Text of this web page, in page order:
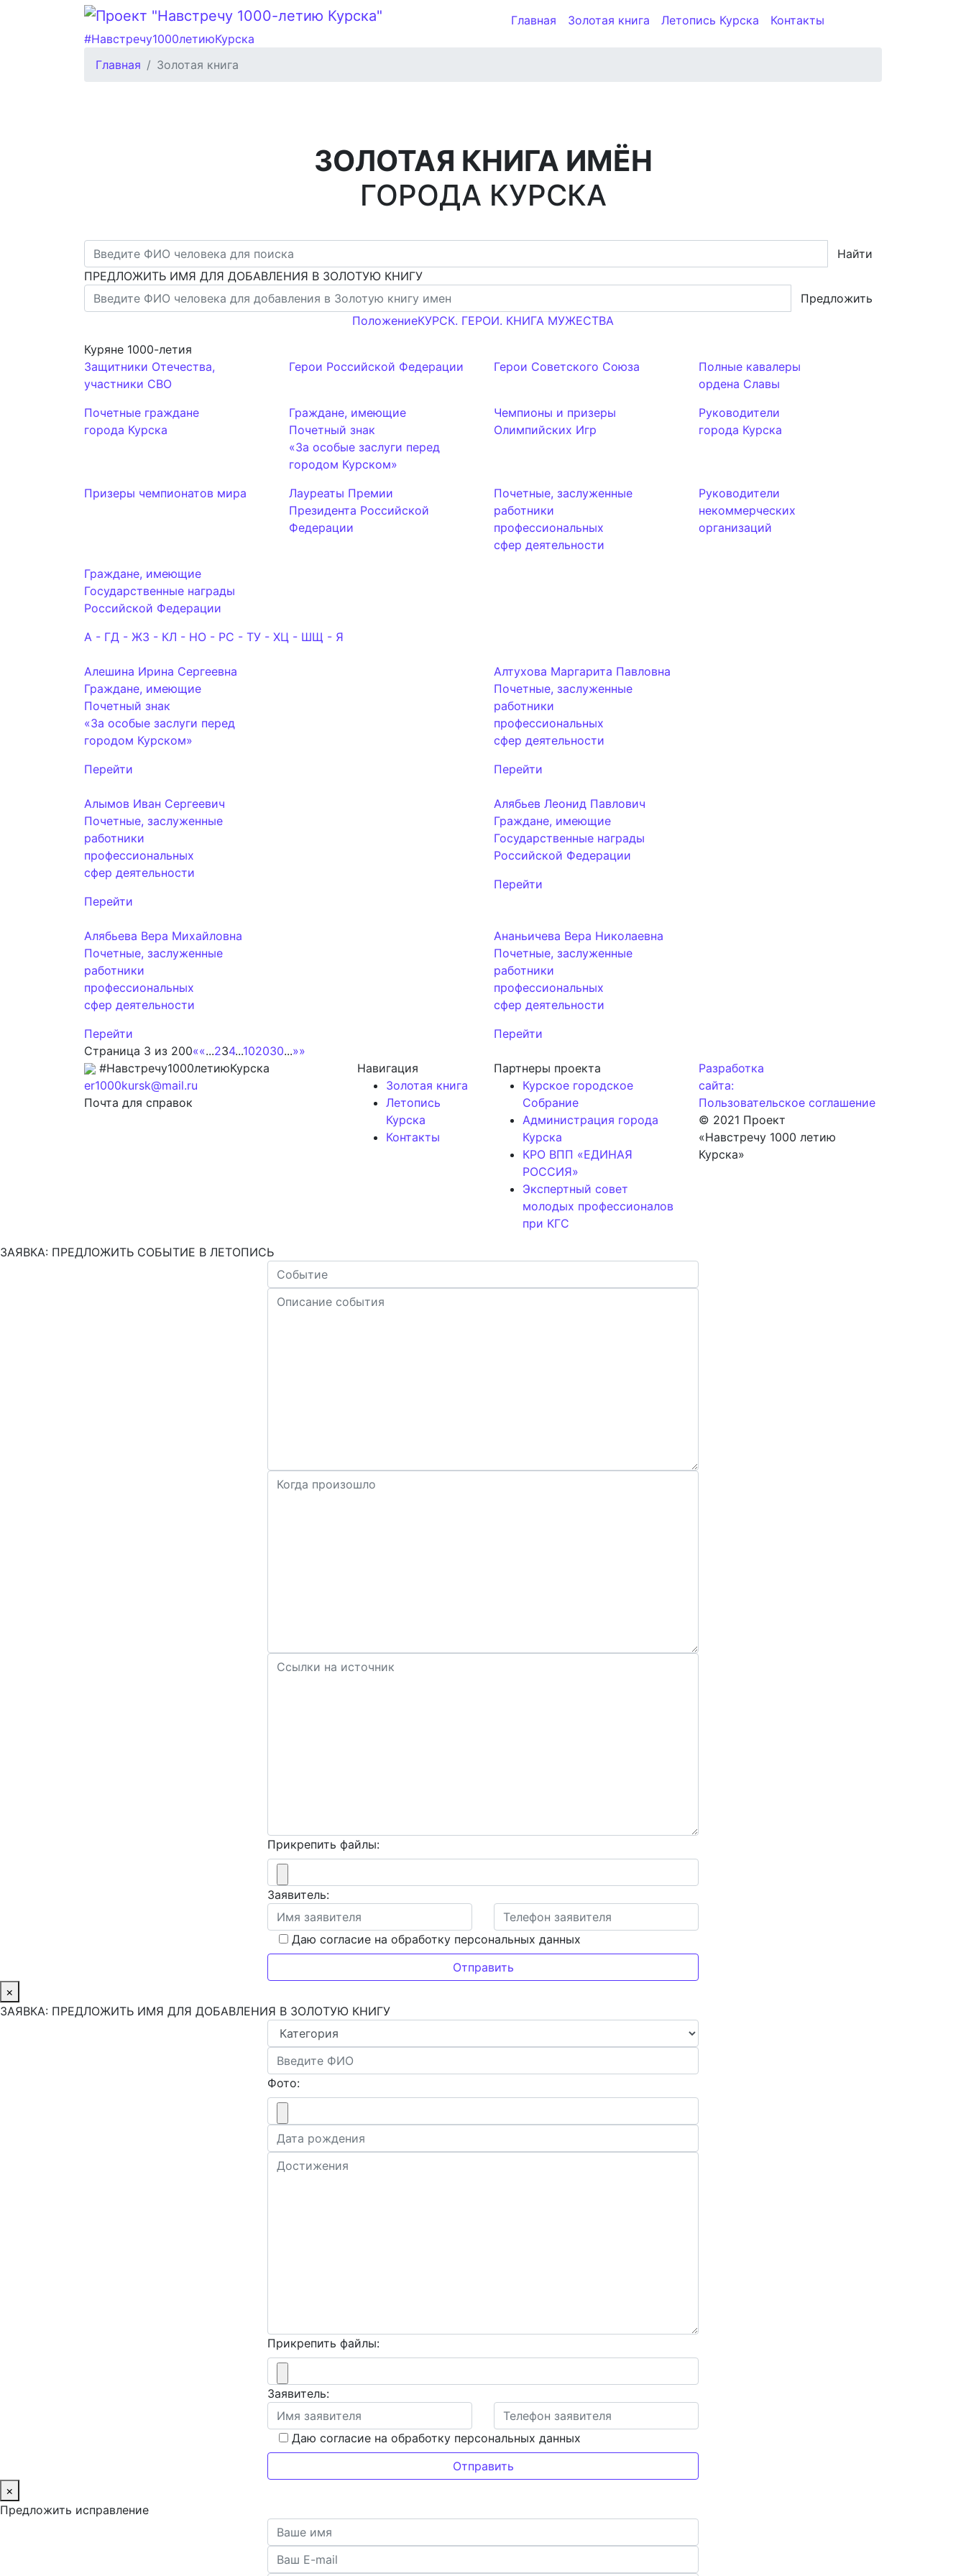
#Навстречу1000летиюКурска
Главная Золотая книга Летопись Курска Контакты
Главная Золотая книга
ЗОЛОТАЯ КНИГА ИМЁН
ГОРОДА КУРСКА
Найти
ПРЕДЛОЖИТЬ ИМЯ ДЛЯ ДОБАВЛЕНИЯ В ЗОЛОТУЮ КНИГУ
Предложить
ПоложениеКУРСК. ГЕРОИ. КНИГА МУЖЕСТВА
Куряне 1000-летия
Защитники Отечества,
участники СВО
Герои Российской Федерации Герои Советского Союза
Полные кавалеры
ордена Славы
Почетные граждане
города Курска
Граждане, имеющие
Почетный знак
«За особые заслуги перед
городом Курском»
Чемпионы и призеры
Олимпийских Игр
Руководители
города Курска
Призеры чемпионатов мира
Лауреаты Премии
Президента Российской
Федерации
Почетные, заслуженные
работники
профессиональных
сфер деятельности
Руководители
некоммерческих
организаций
Граждане, имеющие
Государственные награды
Российской Федерации
А - ГД - ЖЗ - КЛ - НО - РС - ТУ - ХЦ - ШЩ - Я
Алешина Ирина Сергеевна
Граждане, имеющие
Почетный знак
«За особые заслуги перед
городом Курском»
Перейти
Алтухова Маргарита Павловна
Почетные, заслуженные
работники
профессиональных
сфер деятельности
Перейти
Алымов Иван Сергеевич
Почетные, заслуженные
работники
профессиональных
сфер деятельности
Перейти
Алябьев Леонид Павлович
Граждане, имеющие
Государственные награды
Российской Федерации
Перейти
Алябьева Вера Михайловна
Почетные, заслуженные
работники
профессиональных
сфер деятельности
Перейти
Ананьичева Вера Николаевна
Почетные, заслуженные
работники
профессиональных
сфер деятельности
Перейти
Страница 3 из 200««...234...102030...»»
#Навстречу1000летиюКурска
er1000kursk@mail.ru
Почта для справок
Навигация
Золотая книга
Летопись
Курска
Контакты
Партнеры проекта
Курское городское
Собрание
Администрация города
Курска
КРО ВПП «ЕДИНАЯ
РОССИЯ»
Экспертный совет
молодых профессионалов
при КГС
Разработка
сайта:
Пользовательское соглашение
© 2021 Проект
«Навстречу 1000 летию
Курска»
ЗАЯВКА: ПРЕДЛОЖИТЬ СОБЫТИЕ В ЛЕТОПИСЬ
Прикрепить файлы:
Заявитель:
Даю согласие на обработку персональных данных
×
ЗАЯВКА: ПРЕДЛОЖИТЬ ИМЯ ДЛЯ ДОБАВЛЕНИЯ В ЗОЛОТУЮ КНИГУ
Фото:
Прикрепить файлы:
Заявитель:
Даю согласие на обработку персональных данных
×
Предложить исправление